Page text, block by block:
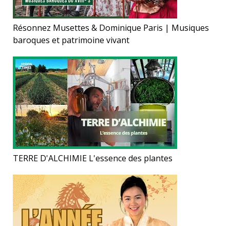
Résonnez Musettes & Dominique Paris | Musiques
baroques et patrimoine vivant
TERRE D'ALCHIMIE L'essence des plantes